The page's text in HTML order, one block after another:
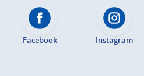
Facebook Instagram